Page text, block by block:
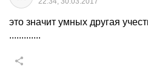
это значит умных другая
.............